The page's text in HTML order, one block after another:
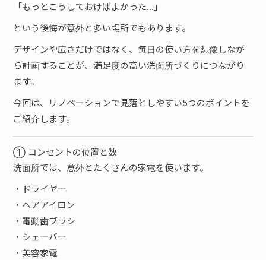
「もっとこうしておけばよかった…」
という後悔が意外と多い場所でもあります。
デザインや広さだけではなく、毎日の使い方を想像しなが
ら計画することが、満足度の高い洗面所づくりにつながり
ます。
今回は、リノベーションで見落としやすい5つのポイントを
ご紹介します。
① コンセントの位置と数
洗面所では、意外とたくさんの家電を使います。
・ドライヤー
・ヘアアイロン
・電動歯ブラシ
・シェーバー
・美容家電